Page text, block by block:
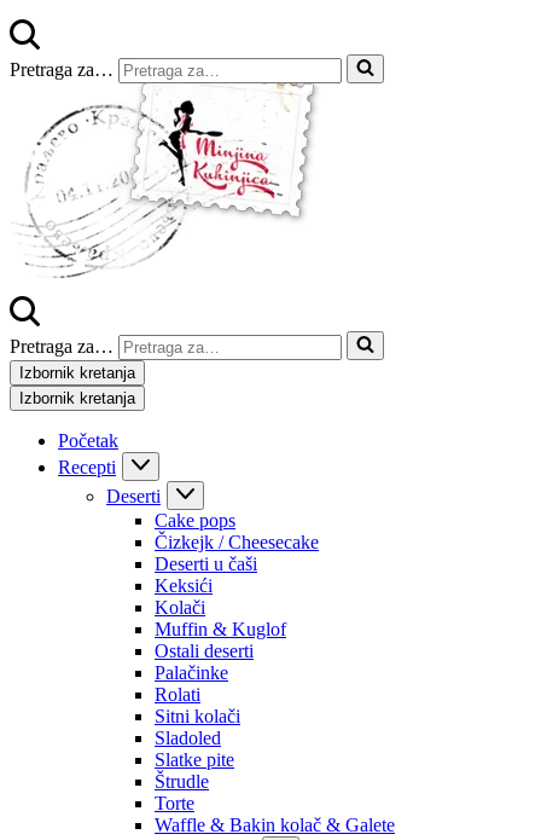
Pretraga za…
Pretraga za…
Izbornik kretanja
Izbornik kretanja
Početak
Recepti
Deserti
Cake pops
Čizkejk / Cheesecake
Deserti u čaši
Keksići
Kolači
Muffin & Kuglof
Ostali deserti
Palačinke
Rolati
Sitni kolači
Sladoled
Slatke pite
Štrudle
Torte
Waffle & Bakin kolač & Galete